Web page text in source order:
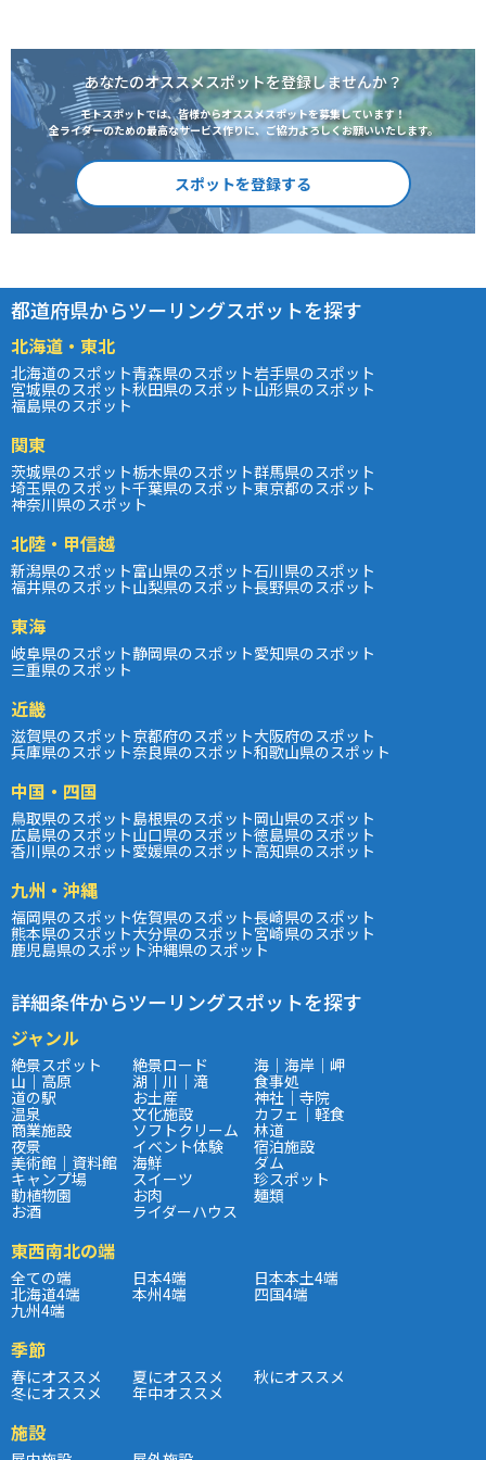
あなたのオススメスポットを登録しませんか？
モトスポットでは、皆様からオススメスポットを募集しています！
全ライダーのための最高なサービス作りに、ご協力よろしくお願いいたします。
スポットを登録する
都道府県からツーリングスポットを探す
北海道・東北
北海道のスポット青森県のスポット岩手県のスポット
宮城県のスポット秋田県のスポット山形県のスポット
福島県のスポット
関東
茨城県のスポット栃木県のスポット群馬県のスポット
埼玉県のスポット千葉県のスポット東京都のスポット
神奈川県のスポット
北陸・甲信越
新潟県のスポット富山県のスポット石川県のスポット
福井県のスポット山梨県のスポット長野県のスポット
東海
岐阜県のスポット静岡県のスポット愛知県のスポット
三重県のスポット
近畿
滋賀県のスポット京都府のスポット大阪府のスポット
兵庫県のスポット奈良県のスポット和歌山県のスポット
中国・四国
鳥取県のスポット島根県のスポット岡山県のスポット
広島県のスポット山口県のスポット徳島県のスポット
香川県のスポット愛媛県のスポット高知県のスポット
九州・沖縄
福岡県のスポット佐賀県のスポット長崎県のスポット
熊本県のスポット大分県のスポット宮崎県のスポット
鹿児島県のスポット沖縄県のスポット
詳細条件からツーリングスポットを探す
ジャンル
絶景スポット 絶景ロード 海｜海岸｜岬
山｜高原 湖｜川｜滝 食事処
道の駅 お土産 神社｜寺院
温泉 文化施設 カフェ｜軽食
商業施設 ソフトクリーム 林道
夜景 イベント体験 宿泊施設
美術館｜資料館 海鮮 ダム
キャンプ場 スイーツ 珍スポット
動植物園 お肉 麺類
お酒 ライダーハウス
東西南北の端
全ての端 日本4端 日本本土4端
北海道4端 本州4端 四国4端
九州4端
季節
春にオススメ 夏にオススメ 秋にオススメ
冬にオススメ 年中オススメ
施設